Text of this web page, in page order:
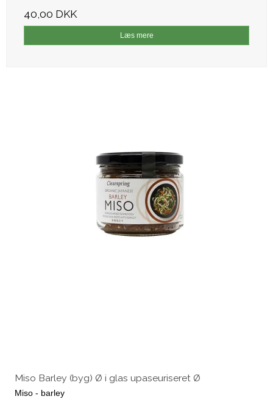
40,00 DKK
Læs mere
Miso Barley (byg) Ø i glas upaseuriseret Ø
Miso - barley